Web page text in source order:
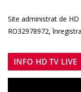
Site administrat de HD
RO32978972,
INFO HD TV LIVE